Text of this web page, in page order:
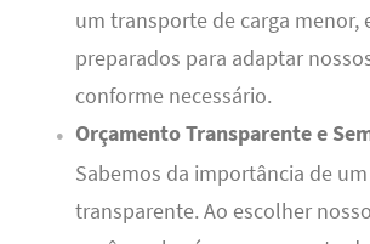
um transporte de carga menor,
preparados para adaptar
conforme necessário.
Orçamento Transparente e
Sabemos da importância de
transparente. Ao escolher